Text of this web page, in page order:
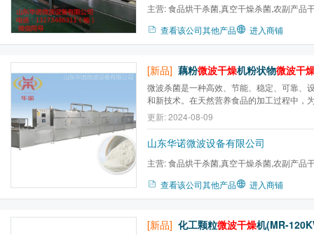
主营:食品烘干杀菌,真空干燥杀菌,农副产品
查看该公司其他产品 进入商铺
[新品] 藕粉微波干燥机粉状物微波干
微波杀菌是一种高效、节能、稳定、可靠、
和新技术。在天然营养食品的加工过程中，
不受破坏，经过生产实践表明，微波杀菌具
质量好、低温杀菌、保待营养成分等优点，
电力，取得了明显的经济效益和社会效益。
更新: 2024-08-09
山东华诺微波设备有限公司
主营:食品烘干杀菌,真空干燥杀菌,农副产品
查看该公司其他产品 进入商铺
[新品] 化工颗粒微波干燥机(MR-